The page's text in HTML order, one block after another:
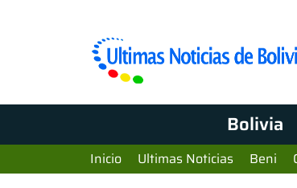
Bolivia
Inicio Ultimas Noticias Beni